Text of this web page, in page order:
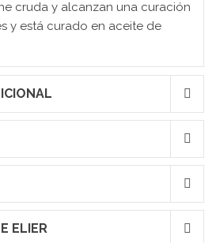
cruda y alcanzan una curación
y está curado en aceite de
ELIER